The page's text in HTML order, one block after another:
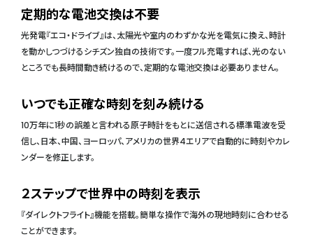
定期的な電池交換は不要
光発電『エコ・ドライブ』は、太陽光や室内のわずかな光を電気に換え、時計
を動かしつづけるシチズン独自の技術です。一度フル充電すれば、光のない
ところでも長時間動き続けるので、定期的な電池交換は必要ありません。
いつでも正確な時刻を刻み続ける
10万年に1秒の誤差と言われる原子時計をもとに送信される標準電波を受
信し、日本、中国、ヨーロッパ、アメリカの世界4エリアで自動的に時刻やカレ
ンダーを修正します。
２ステップで世界中の時刻を表示
『ダイレクトフライト』機能を搭載。簡単な操作で海外の現地時刻に合わせる
ことができます。